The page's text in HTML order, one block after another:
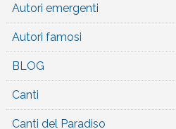
Autori emergenti
Autori famosi
BLOG
Canti
Canti del Paradiso